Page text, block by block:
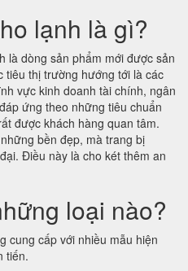
lạnh là gì?
là dòng sản phẩm mới được sản
tiêu thị trường hướng tới là các
vực kinh doanh tài chính, ngân
ứng theo những tiêu chuẩn
được khách hàng quan tâm.
bền đẹp, mà trang bị
Điều này là cho két thêm an
loại nào?
cung cấp với nhiều mẫu hiện
tiến.